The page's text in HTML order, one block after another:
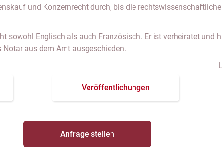
und Konzernrecht durch, bis die
sowohl Englisch als auch Französisch. Er ist verheiratet und
aus dem Amt ausgeschieden.
Veröffentlichungen
Anfrage stellen